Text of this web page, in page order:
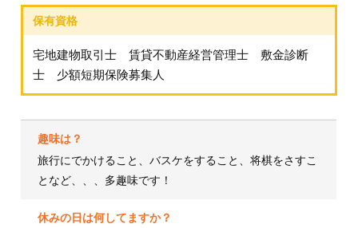
宅地建物取引士 賃貸不動産経営管理士 敷金診断
士 少額短期保険募集人
趣味は？
旅行にでかけること、バスケをすること、将棋をさすこ
となど、、、多趣味です！
休みの日は何してますか？